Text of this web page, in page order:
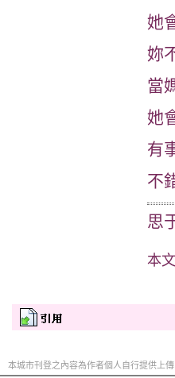
她
妳
當
她
有
不
思
本
本城市刊登之內容為作者個人自行提供上傳